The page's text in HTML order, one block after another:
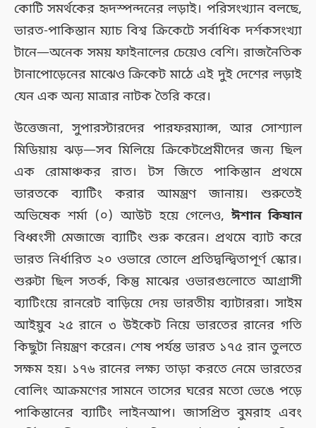
কোটি সমর্থকের হৃদস্পন্দনের লড়াই। পরিসংখ্যান বলছে,
ভারত-পাকিস্তান ম্যাচ বিশ্ব ক্রিকেটে সর্বাধিক দর্শকসংখ্যা
টানে—অনেক সময় ফাইনালের চেয়েও বেশি। রাজনৈতিক
টানাপোড়েনের মাঝেও ক্রিকেট মাঠে এই দুই দেশের লড়াই
যেন এক অন্য মাত্রার নাটক তৈরি করে।
উত্তেজনা, সুপারস্টারদের পারফরম্যান্স, আর সোশ্যাল
মিডিয়ায় ঝড়—সব মিলিয়ে ক্রিকেটপ্রেমীদের জন্য ছিল
এক রোমাঞ্চকর রাত। টস জিতে পাকিস্তান প্রথমে
ভারতকে ব্যাটিং করার আমন্ত্রণ জানায়। শুরুতেই
অভিষেক শর্মা (০) আউট হয়ে গেলেও,ঈশান কিষান
বিধ্বংসী মেজাজে ব্যাটিং শুরু করেন। প্রথমে ব্যাট করে
ভারত নির্ধারিত ২০ ওভারে তোলে প্রতিদ্বন্দ্বিতাপূর্ণ স্কোর।
শুরুটা ছিল সতর্ক, কিন্তু মাঝের ওভারগুলোতে আগ্রাসী
ব্যাটিংয়ে রানরেট বাড়িয়ে দেয় ভারতীয় ব্যাটাররা। সাইম
আইয়ুব ২৫ রানে ৩ উইকেট নিয়ে ভারতের রানের গতি
কিছুটা নিয়ন্ত্রণ করেন। শেষ পর্যন্ত ভারত ১৭৫ রান তুলতে
সক্ষম হয়। ১৭৬ রানের লক্ষ্য তাড়া করতে নেমে ভারতের
বোলিং আক্রমণের সামনে তাসের ঘরের মতো ভেঙে পড়ে
পাকিস্তানের ব্যাটিং লাইনআপ। জাসপ্রিত বুমরাহ এবং